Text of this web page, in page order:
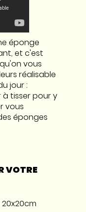
éponge
et c'est
vous
réalisable
jour :
tisser pour y
vous
éponges
VOTRE